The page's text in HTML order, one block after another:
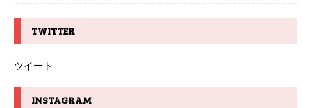
TWITTER
ツイート
INSTAGRAM